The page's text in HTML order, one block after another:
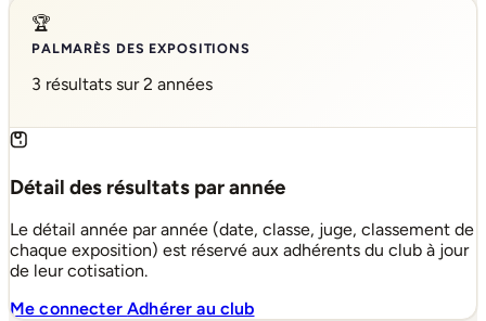
🏆
PALMARÈS DES EXPOSITIONS
3 résultats sur 2 années
Détail des résultats par année
Le détail année par année (date, classe, juge, classement de
chaque exposition) est réservé aux adhérents du club à jour
de leur cotisation.
Me connecterAdhérer au club